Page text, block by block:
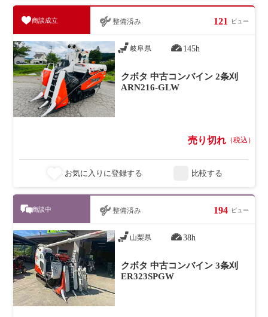
商談成立 整備済み 121 ビュー
岐阜県 145h
クボタ 中古コンバイン 2条刈
ARN216-GLW
売り切れ （税込）
お気に入りに登録する 比較する
商談中 整備済み 194 ビュー
山梨県 38h
クボタ 中古コンバイン 3条刈
ER323SPGW